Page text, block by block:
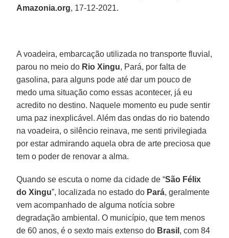
Amazonia.org, 17-12-2021.
A voadeira, embarcação utilizada no transporte fluvial,
parou no meio do Rio Xingu, Pará, por falta de
gasolina, para alguns pode até dar um pouco de
medo uma situação como essas acontecer, já eu
acredito no destino. Naquele momento eu pude sentir
uma paz inexplicável. Além das ondas do rio batendo
na voadeira, o silêncio reinava, me senti privilegiada
por estar admirando aquela obra de arte preciosa que
tem o poder de renovar a alma.
Quando se escuta o nome da cidade de “São Félix
do Xingu”, localizada no estado do Pará, geralmente
vem acompanhado de alguma notícia sobre
degradação ambiental. O município, que tem menos
de 60 anos, é o sexto mais extenso do Brasil , com 84